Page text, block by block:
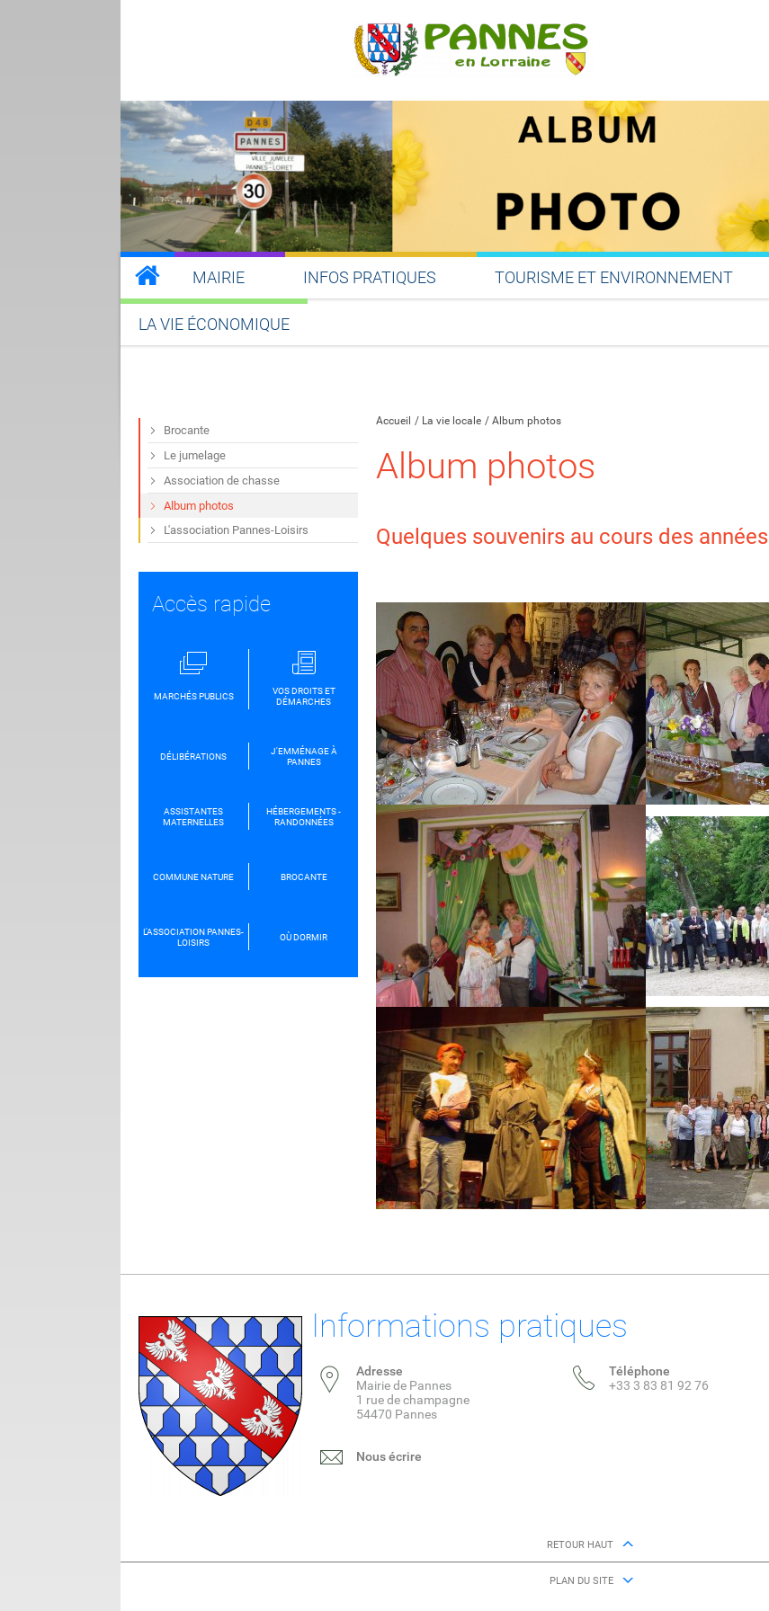
MAIRIE INFOS PRATIQUES TOURISME ET ENVIRONNEMENT
LA VIE ÉCONOMIQUE
Accueil La vie locale Album photos
Album photos
Quelques souvenirs au cours des années
Brocante
Le jumelage
Association de chasse
Album photos
L'association Pannes-Loisirs
Accès rapide
MARCHÉS PUBLICS
VOS DROITS ET
DÉMARCHES
DÉLIBÉRATIONS
J'EMMÉNAGE À
PANNES
ASSISTANTES
MATERNELLES
HÉBERGEMENTS -
RANDONNÉES
COMMUNE NATURE BROCANTE
L'ASSOCIATION PANNES-
LOISIRS
OÙ DORMIR
Informations pratiques
Adresse
Mairie de Pannes
1 rue de champagne
54470 Pannes
Nous écrire
Téléphone
+33 3 83 81 92 76
RETOUR HAUT
PLAN DU SITE